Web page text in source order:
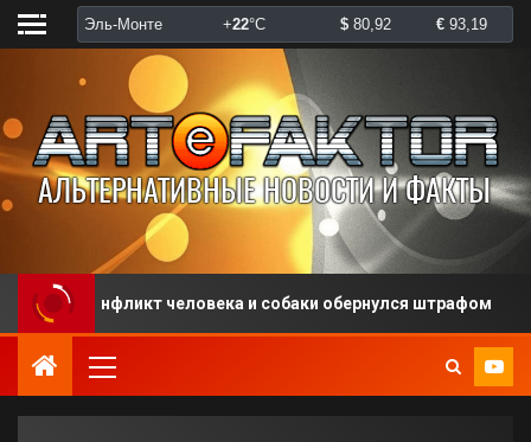
Конфликт человека и собаки обернулся штрафом